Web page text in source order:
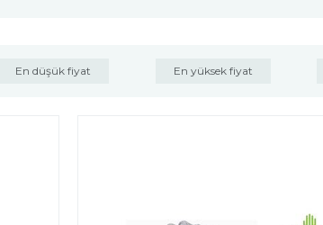
En düşük fiyat En yüksek fiyat